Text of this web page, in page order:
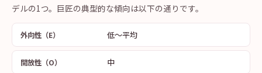
デルの1つ。巨匠の典型的な傾向は以下の通りです。
外向性（E） 低〜平均
開放性（O） 中